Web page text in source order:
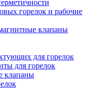
горелок и рабочие
клапаны
для горелок
для горелок
клапаны